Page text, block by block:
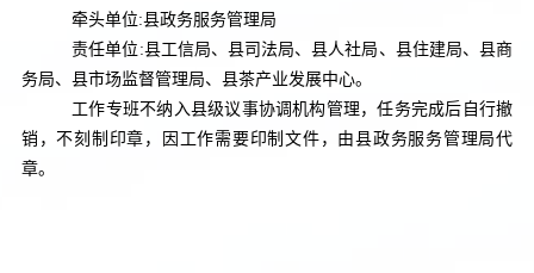
牵头单位:县政务服务管理局
责任单位 :县工信局、县司法局、县人社局、县住建局、县商
务局、县市场监督管理局、县茶产业发展中心。
工作专班不纳入县级议事协调机构管理，任务完成后自行撤
销，不刻制印章，因工作需要印制文件，由县政务服务管理局代
章。